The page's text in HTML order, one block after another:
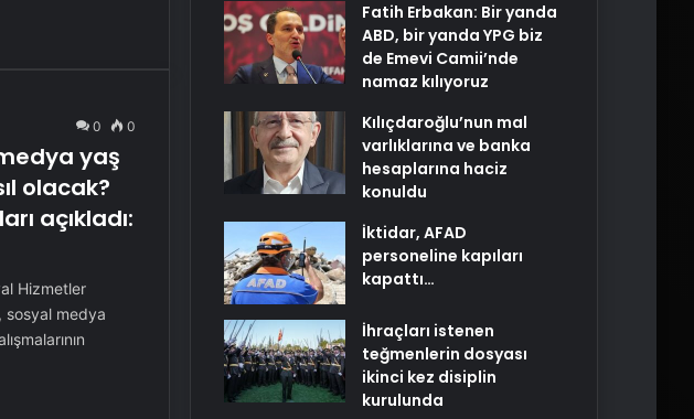
0 0
yaş
olacak?
açıkladı:
Hizmetler
sosyal medya
Fatih Erbakan: Bir yanda
ABD, bir yanda YPG biz
de Emevi Camii’nde
namaz kılıyoruz
Kılıçdaroğlu’nun mal
varlıklarına ve banka
hesaplarına haciz
konuldu
İktidar, AFAD
personeline kapıları
kapattı…
İhraçları istenen
teğmenlerin dosyası
ikinci kez disiplin
kurulunda